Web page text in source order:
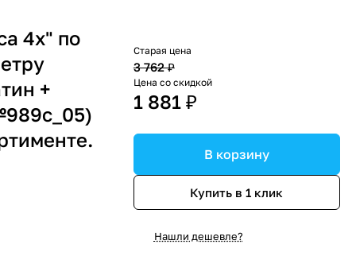
4х" по
+
Старая цена
3 762 ₽
Цена со скидкой
1 881 ₽
В корзину
Купить в 1 клик
Нашли дешевле?